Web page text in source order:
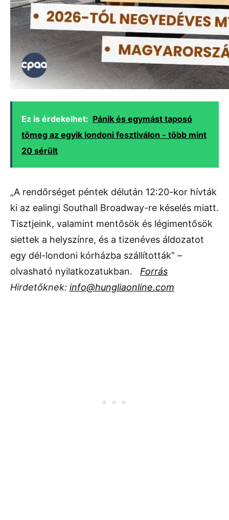
Ez is érdekelhet: Pánik és egymást taposó
tömeg az egyik londoni fesztiválon - több mint
20 sérült
„A rendőrséget péntek délután 12:20-kor hívták
ki az ealingi Southall Broadway-re késelés miatt.
Tisztjeink, valamint mentősök és légimentősök
siettek a helyszínre, és a tizenéves áldozatot
egy dél-londoni kórházba szállították” –
olvasható nyilatkozatukban. Forrás
Hirdetőknek: info@hungliaonline.com